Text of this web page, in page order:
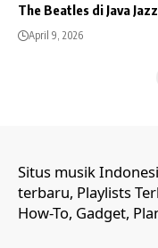
The Beatles di Java
April 9, 2026
Situs musik
terbaru, Playlists
How-To, Gadget,